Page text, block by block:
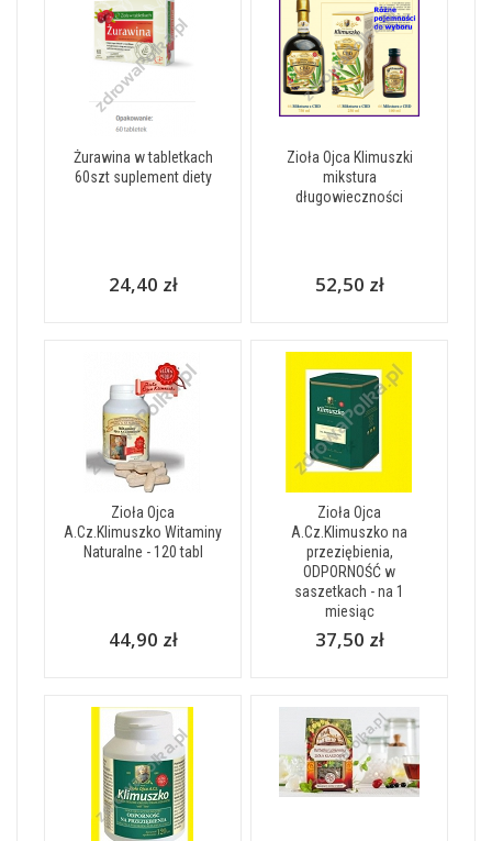
Żurawina w tabletkach
60szt suplement diety
24,40 zł
Zioła Ojca Klimuszki
mikstura
długowieczności
52,50 zł
Zioła Ojca
A.Cz.Klimuszko Witaminy
Naturalne - 120 tabl
44,90 zł
Zioła Ojca
A.Cz.Klimuszko na
przeziębienia,
ODPORNOŚĆ w
saszetkach - na 1
miesiąc
37,50 zł